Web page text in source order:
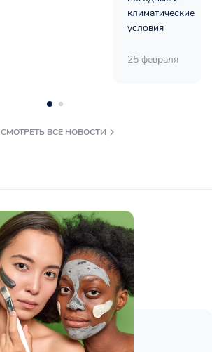
климатические
условия
25 февраля
СМОТРЕТЬ ВСЕ НОВОСТИ